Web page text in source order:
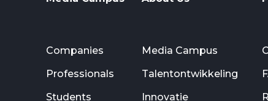
Companies
Professionals
Students
Media Campus
Talentontwikkeling
Innovatie